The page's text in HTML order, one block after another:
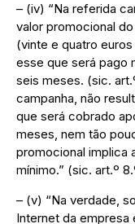
– (iv) “Na referida
valor promocional
(vinte e quatro
esse que será pago
seis meses. (sic.
campanha, não
que será cobrado
meses, nem tão
promocional implica
mínimo.” (sic. art.º
– (v) “Na verdade,
Internet da